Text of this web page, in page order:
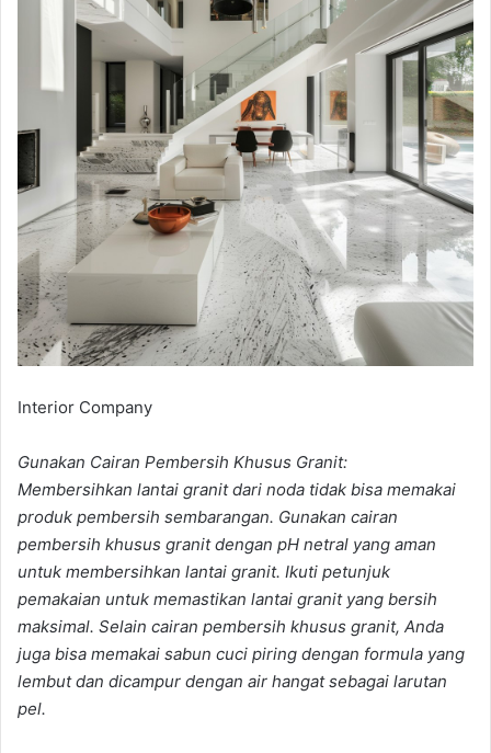
Interior Company
Gunakan Cairan Pembersih Khusus Granit:
Membersihkan lantai granit dari noda tidak bisa memakai
produk pembersih sembarangan. Gunakan cairan
pembersih khusus granit dengan pH netral yang aman
untuk membersihkan lantai granit. Ikuti petunjuk
pemakaian untuk memastikan lantai granit yang bersih
maksimal. Selain cairan pembersih khusus granit, Anda
juga bisa memakai sabun cuci piring dengan formula yang
lembut dan dicampur dengan air hangat sebagai larutan
pel.